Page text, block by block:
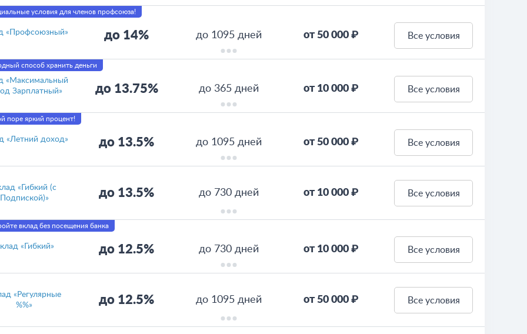
условия для членов профсоюза!
«Профсоюзный» до 14% до 1095 дней от 50 000 ₽ Все условия
способ хранить деньги
«Максимальный
Зарплатный»
до 13.75% до 365 дней от 10 000 ₽ Все условия
поре яркий процент!
«Летний доход» до 13.5% до 1095 дней от 50 000 ₽ Все условия
«Гибкий (с
Подпиской)»
до 13.5% до 730 дней от 10 000 ₽ Все условия
вклад без посещения банка
«Гибкий» до 12.5% до 730 дней от 10 000 ₽ Все условия
«Регулярные
%%»
до 12.5% до 1095 дней от 50 000 ₽ Все условия